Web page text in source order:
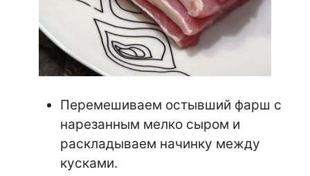
Перемешиваем остывший фарш с
нарезанным мелко сыром и
раскладываем начинку между
кусками.